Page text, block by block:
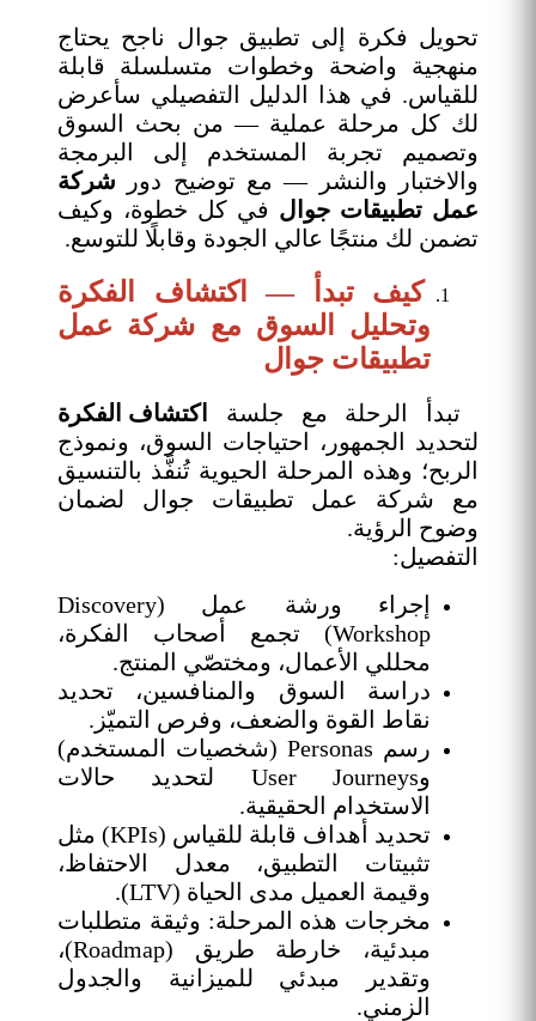
تحويل فكرة إلى تطبيق جوال ناجح يحتاج
منهجية واضحة وخطوات متسلسلة قابلة
للقياس. في هذا الدليل التفصيلي سأعرض
لك كل مرحلة عملية — من بحث السوق
وتصميم تجربة المستخدم إلى البرمجة
والاختبار والنشر — مع توضيح دور شركة
عمل تطبيقات جوال في كل خطوة، وكيف
تضمن لك منتجًا عالي الجودة وقابلًا للتوسع.
كيف تبدأ — اكتشاف الفكرة
وتحليل السوق مع شركة عمل
تطبيقات جوال
تبدأ الرحلة مع جلسة
اكتشاف الفكرة
لتحديد الجمهور، احتياجات السوق، ونموذج
الربح؛ وهذه المرحلة الحيوية تُنفَّذ بالتنسيق
مع شركة عمل تطبيقات جوال لضمان
وضوح الرؤية.
التفصيل:
إجراء ورشة عمل (Discovery
Workshop) تجمع أصحاب الفكرة،
محللي الأعمال، ومختصّي المنتج.
دراسة السوق والمنافسين، تحديد
نقاط القوة والضعف، وفرص التميّز.
رسم Personas (شخصيات المستخدم)
وUser Journeys لتحديد حالات
الاستخدام الحقيقية.
تحديد أهداف قابلة للقياس (KPIs) مثل
تثبيتات التطبيق، معدل الاحتفاظ،
وقيمة العميل مدى الحياة (LTV).
مخرجات هذه المرحلة: وثيقة متطلبات
مبدئية، خارطة طريق (Roadmap)،
وتقدير مبدئي للميزانية والجدول
الزمني.